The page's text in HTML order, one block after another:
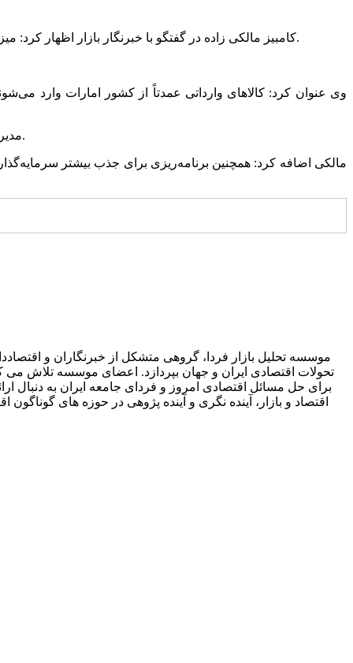
کامبیز مالکی‌ زاده در گفتگو با خبرنگار بازار اظهار کرد: میزان تخلیه و بارگیری انواع کالا در این مدت ۴۱ درصد افزایش یافته و این روند بیانگر رونق مبادلات تجاری از طریق دریایی در این منطقه است.
وی عنوان کرد: کالاهای وارداتی عمدتاً از کشور امارات وارد
مدیر بنادر و دریانوردی آبادان گفت: ادامه این روند می‌تواند نقش بنادر آبادان را در توسعه تجارت منطقه‌ای و افزایش صادرات کشور پررنگ‌تر کند.
مالکی اضافه کرد: همچنین برنامه‌ریزی برای جذب بیشتر
موسسه تحلیل بازار فردا، گروهی متشکل از خبرنگاران و
تحولات اقتصادی ایران و جهان بپردازد. اعضای موسسه تلاش می
برای حل مسائل اقتصادی امروز و فردای جامعه ایران به دنبال
اقتصاد و بازار، آینده نگری و آینده پژوهی در حوزه های